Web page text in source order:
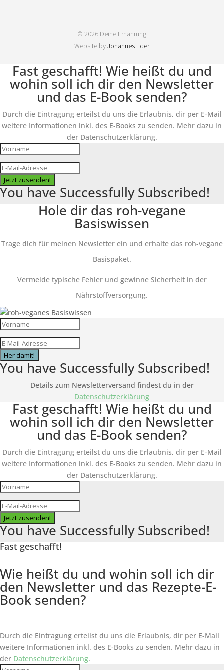
© 2026 Deine Ernährung
Website byJohannes Eder
Fast geschafft! Wie heißt du und
wohin soll ich dir den Newsletter
und das E-Book senden?
Durch die Eintragung erteilst du uns die Erlaubnis, dir per E-Mail
weitere Informationen inkl. des E-Books zu senden. Mehr dazu in
der Datenschutzerklärung.
Jetzt zusenden!
You have Successfully Subscribed!
Hole dir das roh-vegane
Basiswissen
Trage dich für meinen Newsletter ein und erhalte das roh-vegane
Basispaket.
Vermeide typische Fehler und gewinne Sicherheit in der
Nährstoffversorgung.
Her damit!
You have Successfully Subscribed!
Details zum Newsletterversand findest du in der
Datenschutzerklärung
Fast geschafft! Wie heißt du und
wohin soll ich dir den Newsletter
und das E-Book senden?
Durch die Eintragung erteilst du uns die Erlaubnis, dir per E-Mail
weitere Informationen inkl. des E-Books zu senden. Mehr dazu in
der Datenschutzerklärung.
Jetzt zusenden!
You have Successfully Subscribed!
Fast geschafft!
Wie heißt du und wohin soll ich dir
den Newsletter und das Rezepte-E-
Book senden?
Durch die Eintragung erteilst du uns die Erlaubnis, dir per E-Mail
weitere Informationen inkl. des E-Books zu senden. Mehr dazu in
der Datenschutzerklärung.